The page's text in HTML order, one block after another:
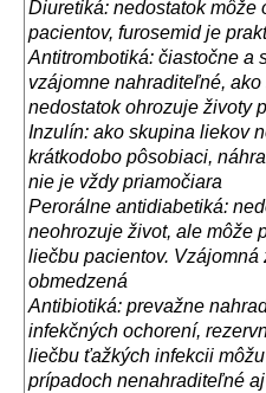
Diuretiká: nedostatok môže
pacientov, furosemid je
Antitrombotiká: čiastočne a
vzájomne nahraditeľné,
nedostatok ohrozuje životy
Inzulín: ako skupina liekov
krátkodobo pôsobiaci, ná
nie je vždy priamočiara
Perorálne antidiabetiká:
neohrozuje život, ale môže
liečbu pacientov. Vzájomná
obmedzená
Antibiotiká: prevažne
infekčných ochorení,
liečbu ťažkých infekcii mô
prípadoch nenahraditeľné